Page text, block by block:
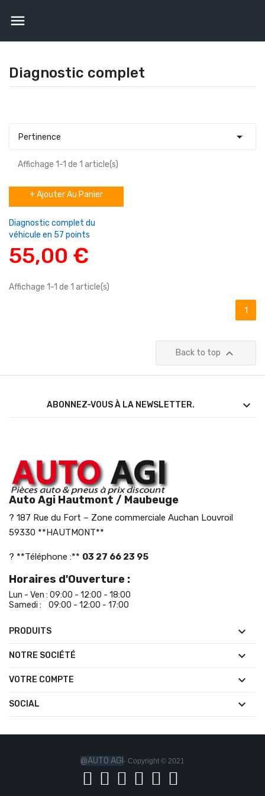

Diagnostic complet
Pertinence 
Affichage 1-1 de 1 article(s)
+ Ajouter Au Panier
Diagnostic complet du
véhicule en 57 points
55,00 €
Affichage 1-1 de 1 article(s)
1
Back to top 
ABONNEZ-VOUS À LA NEWSLETTER. 
Auto Agi Hautmont / Maubeuge
? 187 Rue du Fort – Zone commerciale Auchan Louvroil
59330 **HAUTMONT**
? **Téléphone :** 03 27 66 23 95
Horaires d'Ouverture :
Lun - Ven : 09:00 - 12:00 - 18:00
Samedi : 09:00 - 12:00 - 17:00
PRODUITS 
NOTRE SOCIÉTÉ 
VOTRE COMPTE 
SOCIAL 
@AUTO AGI - Copyright © 2021